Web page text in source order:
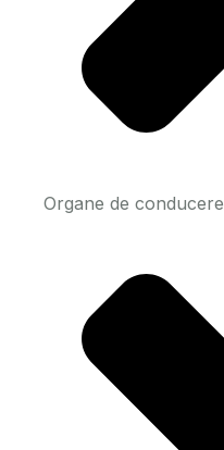
Organe de conducere